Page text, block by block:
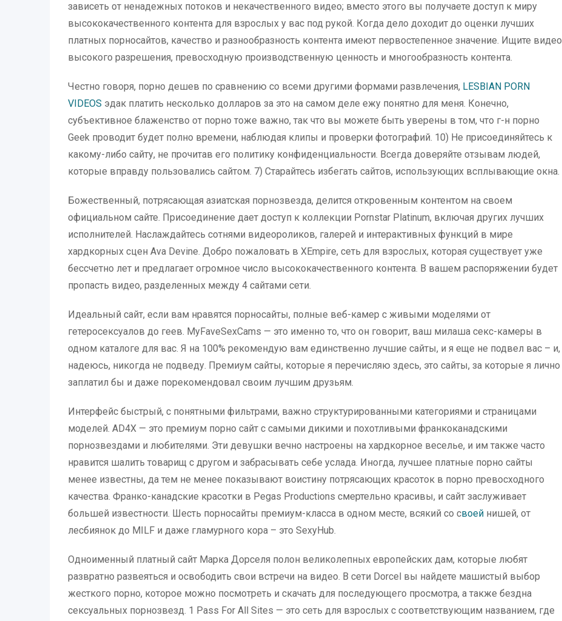
зависеть от ненадежных потоков и некачественного видео; вместо этого вы получаете доступ к миру
высококачественного контента для взрослых у вас под рукой. Когда дело доходит до оценки лучших
платных порносайтов, качество и разнообразность контента имеют первостепенное значение. Ищите видео
высокого разрешения, превосходную производственную ценность и многообразность контента.
Честно говоря, порно дешев по сравнению со всеми другими формами развлечения, LESBIAN PORN
VIDEOS эдак платить несколько долларов за это на самом деле ежу понятно для меня. Конечно,
субъективное блаженство от порно тоже важно, так что вы можете быть уверены в том, что г-н порно
Geek проводит будет полно времени, наблюдая клипы и проверки фотографий. 10) Не присоединяйтесь к
какому-либо сайту, не прочитав его политику конфиденциальности. Всегда доверяйте отзывам людей,
которые вправду пользовались сайтом. 7) Старайтесь избегать сайтов, использующих всплывающие окна.
Божественный, потрясающая азиатская порнозвезда, делится откровенным контентом на своем
официальном сайте. Присоединение дает доступ к коллекции Pornstar Platinum, включая других лучших
исполнителей. Наслаждайтесь сотнями видеороликов, галерей и интерактивных функций в мире
хардкорных сцен Ava Devine. Добро пожаловать в XEmpire, сеть для взрослых, которая существует уже
бессчетно лет и предлагает огромное число высококачественного контента. В вашем распоряжении будет
пропасть видео, разделенных между 4 сайтами сети.
Идеальный сайт, если вам нравятся порносайты, полные веб-камер с живыми моделями от
гетеросексуалов до геев. MyFaveSexCams — это именно то, что он говорит, ваш милаша секс-камеры в
одном каталоге для вас. Я на 100% рекомендую вам единственно лучшие сайты, и я еще не подвел вас – и,
надеюсь, никогда не подведу. Премиум сайты, которые я перечисляю здесь, это сайты, за которые я лично
заплатил бы и даже порекомендовал своим лучшим друзьям.
Интерфейс быстрый, с понятными фильтрами, важно структурированными категориями и страницами
моделей. AD4X — это премиум порно сайт с самыми дикими и похотливыми франкоканадскими
порнозвездами и любителями. Эти девушки вечно настроены на хардкорное веселье, и им также часто
нравится шалить товарищ с другом и забрасывать себе услада. Иногда, лучшее платные порно сайты
менее известны, да тем не менее показывают воистину потрясающих красоток в порно превосходного
качества. Франко-канадские красотки в Pegas Productions смертельно красивы, и сайт заслуживает
большей известности. Шесть порносайты премиум-класса в одном месте, всякий со своей нишей, от
лесбиянок до MILF и даже гламурного кора – это SexyHub.
Одноименный платный сайт Марка Дорселя полон великолепных европейских дам, которые любят
развратно развеяться и освободить свои встречи на видео. В сети Dorcel вы найдете машистый выбор
жесткого порно, которое можно посмотреть и скачать для последующего просмотра, а также бездна
сексуальных порнозвезд. 1 Pass For All Sites — это сеть для взрослых с соответствующим названием, где